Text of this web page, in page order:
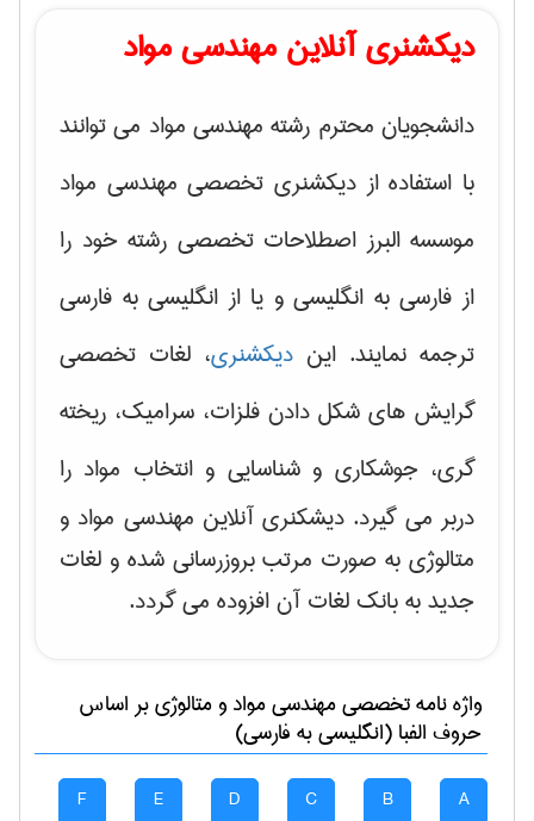
دیکشنری آنلاین مهندسی مواد
دانشجویان محترم رشته مهندسی مواد می توانند
با استفاده از دیکشنری تخصصی مهندسی مواد
موسسه البرز اصطلاحات تخصصی رشته خود را
از فارسی به انگلیسی و یا از انگلیسی به فارسی
ترجمه نمایند. این دیکشنری، لغات تخصصی
گرایش های شکل دادن فلزات، سرامیک، ریخته
گری، جوشکاری و شناسایی و انتخاب مواد را
دربر می گیرد. دیشکنری آنلاین مهندسی مواد و
متالوژی به صورت مرتب بروزرسانی شده و لغات
جدید به بانک لغات آن افزوده می گردد.
واژه نامه تخصصیمهندسی مواد و متالوژیبر اساس
حروف الفبا (انگلیسی به فارسی)
A
B
C
D
E
F